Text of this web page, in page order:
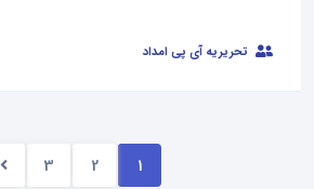
تحریریه آی پی امداد
1
2
3